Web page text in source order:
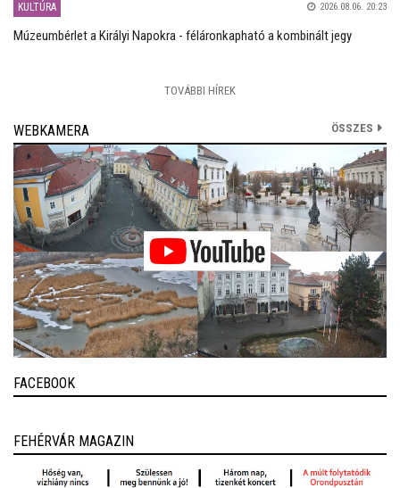
KULTÚRA 2026.08.06. 20:23
Múzeumbérlet a Királyi Napokra - féláronkapható a kombinált jegy
TOVÁBBI HÍREK
WEBKAMERA ÖSSZES
FACEBOOK
FEHÉRVÁR MAGAZIN